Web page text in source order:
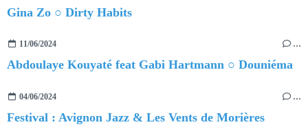
Gina Zo ○ Dirty Habits
11/06/2024 …
Abdoulaye Kouyaté feat Gabi Hartmann ○ Douniéma
04/06/2024 …
Festival : Avignon Jazz & Les Vents de Morières